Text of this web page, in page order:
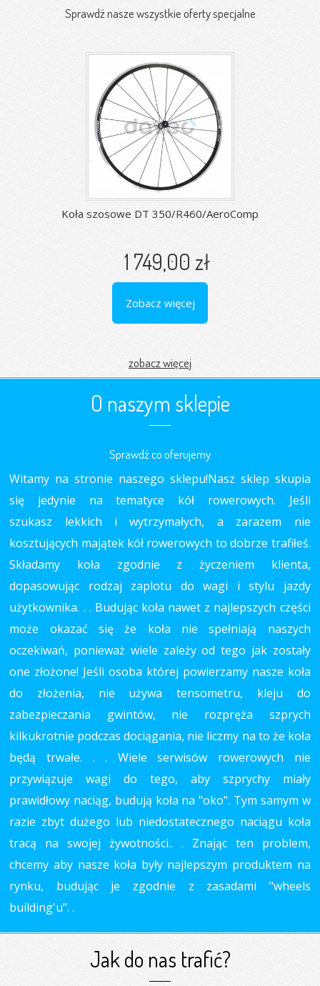
Sprawdź nasze wszystkie oferty specjalne
Koła szosowe DT 350/R460/AeroComp
1 749,00 zł
Zobacz więcej
zobacz więcej
O naszym sklepie
Sprawdź co oferujemy
Witamy na stronie naszego sklepu!Nasz sklep skupia
się jedynie na tematyce kół rowerowych. Jeśli
szukasz lekkich i wytrzymałych, a zarazem nie
kosztujących majątek kół rowerowych to dobrze trafiłeś.
Składamy koła zgodnie z życzeniem klienta,
dopasowując rodzaj zaplotu do wagi i stylu jazdy
użytkownika. . . Budując koła nawet z najlepszych części
może okazać się że koła nie spełniają naszych
oczekiwań, ponieważ wiele zależy od tego jak zostały
one złożone! Jeśli osoba której powierzamy nasze koła
do złożenia, nie używa tensometru, kleju do
zabezpieczania gwintów, nie rozpręża szprych
kilkukrotnie podczas dociągania, nie liczmy na to że koła
będą trwałe. . . Wiele serwisów rowerowych nie
przywiązuje wagi do tego, aby szprychy miały
prawidłowy naciąg, budują koła na "oko". Tym samym w
razie zbyt dużego lub niedostatecznego naciągu koła
tracą na swojej żywotności.. . Znając ten problem,
chcemy aby nasze koła były najlepszym produktem na
rynku, budując je zgodnie z zasadami "wheels
building'u". .
Jak do nas trafić?